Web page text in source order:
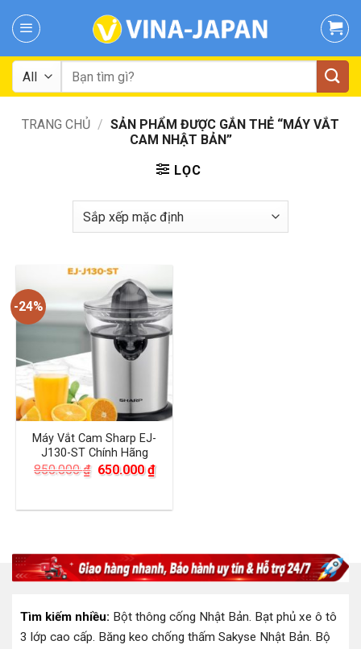
Tìm
kiếm:
TRANG CHỦ / SẢN PHẨM ĐƯỢC GẮN THẺ “MÁY VẮT
CAM NHẬT BẢN”
LỌC
-24%
Máy Vắt Cam Sharp EJ-
J130-ST Chính Hãng
850.000₫ Giá
850.000 ₫.
650.000₫Giá
hiện
là:
Tìm kiếm nhiều: Bột thông cống Nhật Bản. Bạt phủ xe ô tô
3 lớp cao cấp. Băng keo chống thấm Sakyse Nhật Bản. Bộ